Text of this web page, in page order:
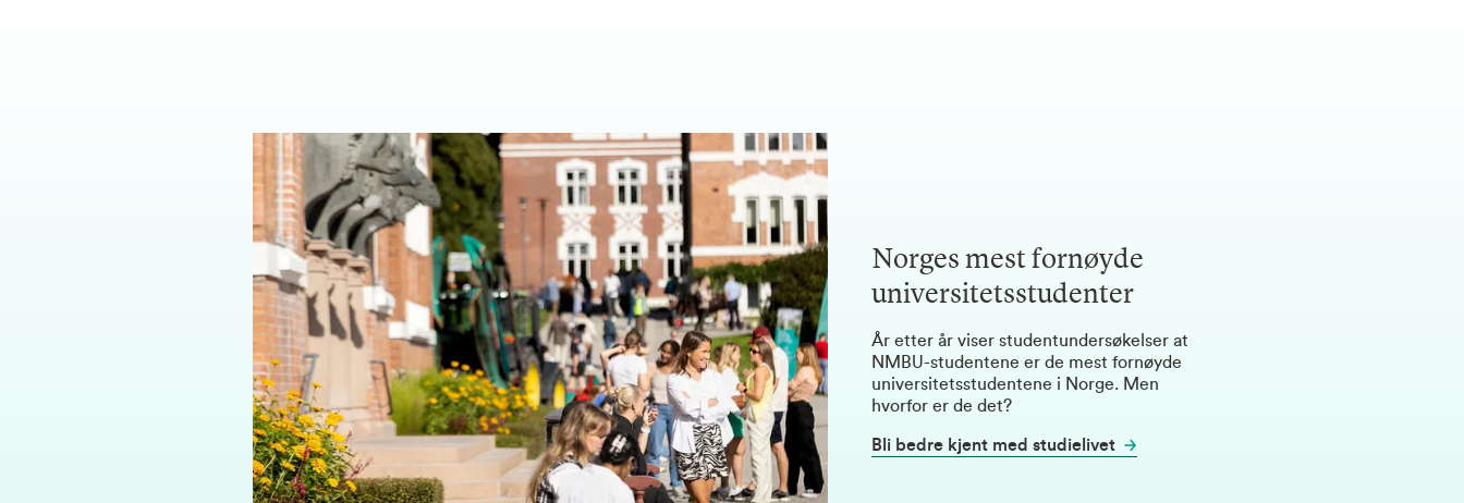
Norges mest fornøyde
universitetsstudenter
År etter år viser studentundersøkelser at
NMBU-studentene er de mest fornøyde
universitetsstudentene i Norge. Men
hvorfor er de det?
Bli bedre kjent med studielivet